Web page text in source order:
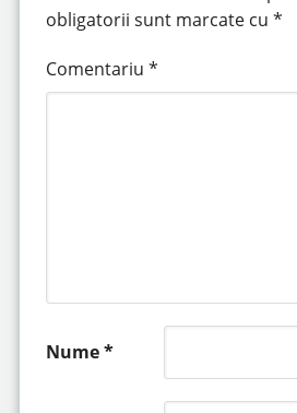
obligatorii sunt marcate cu *
Comentariu *
Nume*